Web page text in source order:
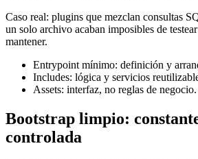
Caso real: plugins que mezclan consultas
un solo archivo acaban imposibles de
mantener.
Entrypoint mínimo: definición y
Includes: lógica y servicios
Assets: interfaz, no reglas de negocio.
Bootstrap limpio:
controlada